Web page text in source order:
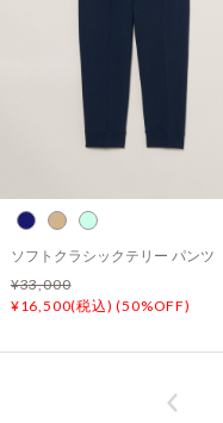
ソフトクラシックテリー パンツ
¥33,000
¥16,500(税込) (50%OFF)